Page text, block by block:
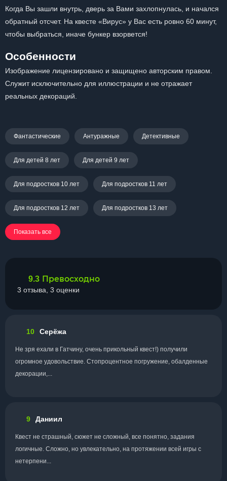
Когда Вы зашли внутрь, дверь за Вами захлопнулась, и начался
обратный отсчет. На квесте «Вирус» у Вас есть ровно 60 минут,
чтобы выбраться, иначе бункер взорвется!
Особенности
Изображение лицензировано и защищено авторским правом.
Служит исключительно для иллюстрации и не отражает
реальных декораций.
Фантастические Антуражные Детективные
Для детей 8 лет Для детей 9 лет
Для подростков 10 лет Для подростков 11 лет
Для подростков 12 лет Для подростков 13 лет
Показать все
9.3 Превосходно
3 отзыва, 3 оценки
10 Серёжа
Не зря ехали в Гатчину, очень прикольный квест!) получили
огромное удовольствие. Стопроцентное погружение, обалденные
декорации,...
9 Даниил
Квест не страшный, сюжет не сложный, все понятно, задания
логичные. Сложно, но увлекательно, на протяжении всей игры с
нетерпени...